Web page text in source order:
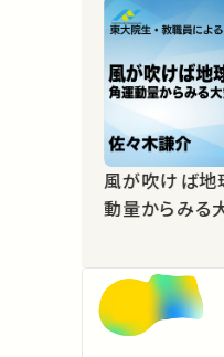
風が吹けば地
動量からみる